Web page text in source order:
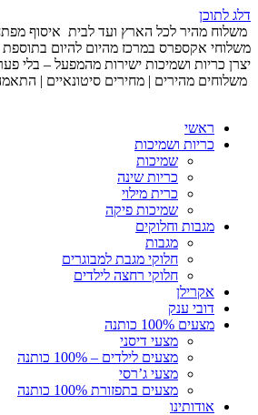
דלג לתוכן
משלוח מהיר לכל הארץ ועד לבית איסוף מפתח
משלוחי אקספרס במרכז מהיום להיום
יצרן כריות ושמיכות ישירות מהמפעל – בלי
משלוחים מהירים | מחירים סיטונאיים |
ראשי
כריות ושמיכות
שמיכות
כריות שינה
כרית מילוי
שמיכות פיקה
מגבות וחלוקים
מגבות
חלוקי מגבת למבוגרים
חלוקי רחצה לילדים
אקרילן
דובי ענק
מצעים 100% כותנה
מצעי דיסני
מצעים לילדים – 100% כותנה
מצעי ג’רסי
מצעים בתפזורת 100% כותנה
אודותינו